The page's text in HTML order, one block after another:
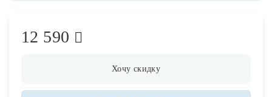
Предметы интерьера
12 590
Хочу скидку